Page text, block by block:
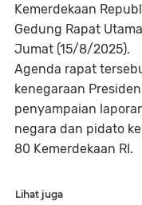
Kemerdekaan
Gedung Rapat
Jumat (15/8/2025).
Agenda rapat
kenegaraan
penyampaian
negara dan pidato
80 Kemerdekaan RI.
Lihat juga